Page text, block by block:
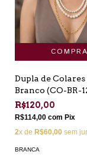
Dupla de
Branco (CO-BR-
R$120,00
R$114,00 com Pix
2x de R$60,00 sem
BRANCA